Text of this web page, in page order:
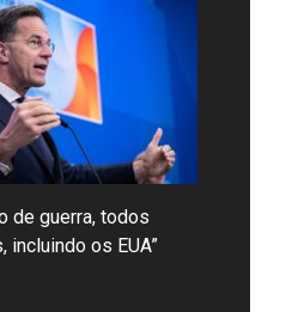
de guerra, todos
incluindo os EUA”